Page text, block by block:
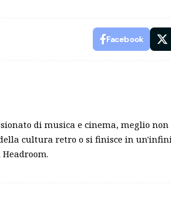
Facebook
di musica e cinema, meglio
cultura retro o si finisce in